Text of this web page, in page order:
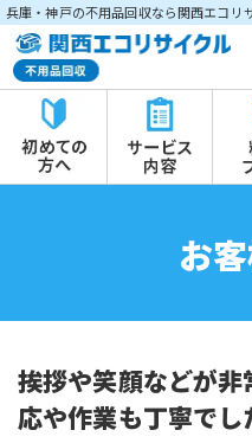
兵庫・神戸の不用品回収なら関西エコリ
お
挨拶や笑顔などが
応や作業も丁寧でし